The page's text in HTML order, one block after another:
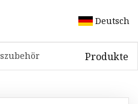
Deutsch
Produkte